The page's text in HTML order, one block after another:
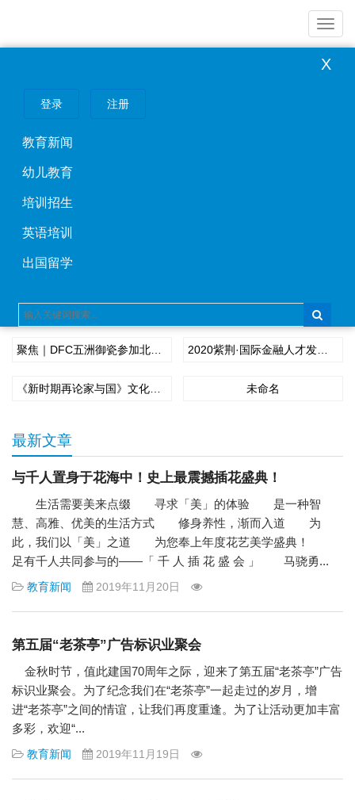
导
X
登录 注册
教育新闻
幼儿教育
培训招生
英语培训
出国留学
聚焦｜DFC五洲御瓷参加北京市旅游行业协会饭店分会会员大会
聚焦｜DFC五洲御瓷参加北京市
《新时期再论家与国》文化论坛
名片”
推荐阅读
未命名
最新文章
与千人置身于花海中！史上最震撼插花盛典！
生活需要美来点缀 寻求「美」的体验 是一种智
慧、高雅、优美的生活方式 修身养性，渐而入道 为
此，我们以「美」之道 为您奉上年度花艺美学盛典！
足有千人共同参与的——「 千 人 插 花 盛 会 」 马骁勇...
教育新闻 2019年11月20日
第五届“老茶亭”广告标识业聚会
金秋时节，值此建国70周年之际，迎来了第五届“老茶亭”广告
标识业聚会。为了纪念我们在“老茶亭”一起走过的岁月，增
进“老茶亭”之间的情谊，让我们再度重逢。为了让活动更加丰富
多彩，欢迎“...
教育新闻 2019年11月19日